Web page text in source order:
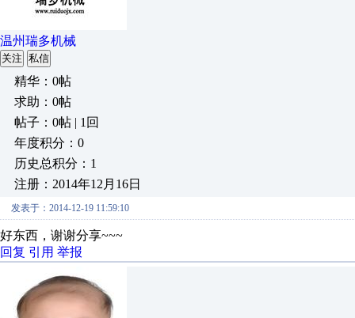
温州瑞多机械
关注 私信
精华：0帖
求助：0帖
帖子：0帖 | 1回
年度积分：0
历史总积分：1
注册：2014年12月16日
发表于：2014-12-19 11:59:10
好东西，谢谢分享~~~
回复 引用 举报